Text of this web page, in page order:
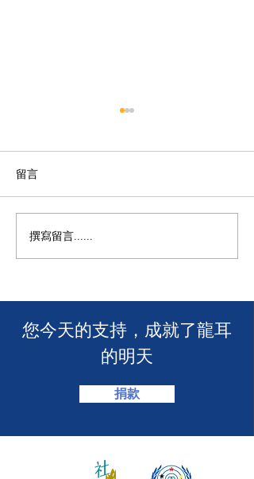
🧯 【推動資訊無障礙！龍
耳為葵盛西邨消防安全簡
留言
撰寫留言......
​您今天的支持，成就了龍耳
的明天
捐款